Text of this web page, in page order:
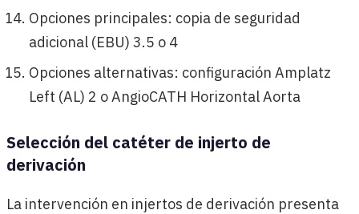
Opciones principales: copia de seguridad
adicional (EBU) 3.5 o 4
Opciones alternativas: configuración Amplatz
Left (AL) 2 o AngioCATH Horizontal Aorta
Selección del catéter de injerto de
derivación
La intervención en injertos de derivación presenta